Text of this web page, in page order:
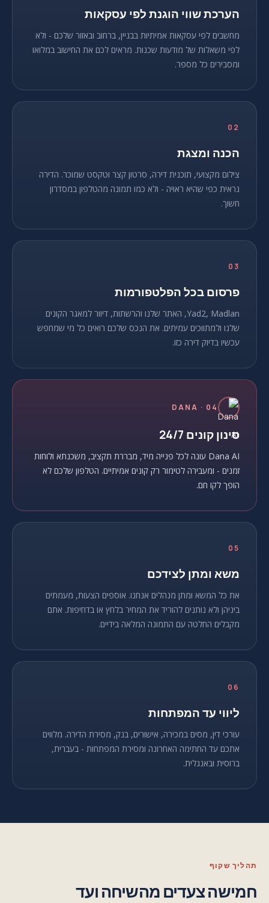
הערכת שווי הוגנת לפי עסקאות
מחשבים לפי עסקאות אמיתיות בבניין, ברחוב ובאזור שלכם - ולא
לפי משאלות של מודעות שכנות. מראים לכם את החישוב במלואו
ומסבירים כל מספר.
02
הכנה ומצגת
צילום מקצועי, תוכנית דירה, סרטון קצר וטקסט שמוכר. הדירה
נראית כפי שהיא ראויה - ולא כמו תמונה מהטלפון במסדרון
חשוך.
03
פרסום בכל הפלטפורמות
Yad2, Madlan, האתר שלנו והרשתות, דיוור למאגר הקונים
שלנו ולמתווכים עמיתים. את הנכס שלכם רואים כל מי שמחפש
עכשיו בדיוק דירה כזו.
04 · DANA
סינון קונים 24/7
Dana AI עונה לכל פנייה מיד, מבררת תקציב, משכנתא ולוחות
זמנים - ומעבירה לטימור רק קונים אמיתיים. הטלפון שלכם לא
הופך לקו חם.
05
משא ומתן לצידכם
את כל המשא ומתן מנהלים אנחנו. אוספים הצעות, מעמתים
ביניהן ולא נותנים להוריד את המחיר בלחץ או בדחיפות. אתם
מקבלים החלטה עם התמונה המלאה בידיים.
06
ליווי עד המפתחות
עורכי דין, מסים במכירה, אישורים, בנק, מסירת הדירה. מלווים
אתכם עד החתימה האחרונה ומסירת המפתחות - בעברית,
ברוסית ובאנגלית.
תהליך שקוף
חמישה צעדים מהשיחה ועד